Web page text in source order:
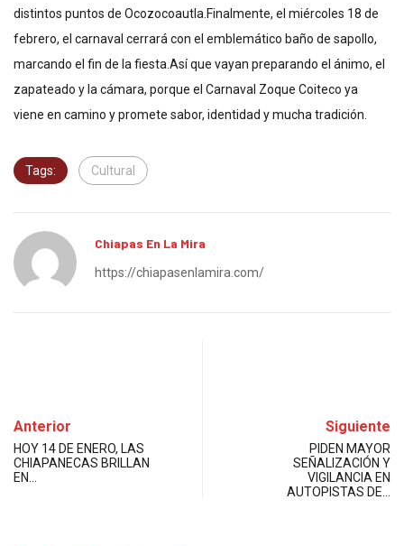
distintos puntos de Ocozocoautla.Finalmente, el miércoles 18 de
febrero, el carnaval cerrará con el emblemático baño de sapollo,
marcando el fin de la fiesta.Así que vayan preparando el ánimo, el
zapateado y la cámara, porque el Carnaval Zoque Coiteco ya
viene en camino y promete sabor, identidad y mucha tradición.
Tags: Cultural
Chiapas En La Mira
https://chiapasenlamira.com/
Anterior
HOY 14 DE ENERO, LAS
CHIAPANECAS BRILLAN
EN…
Siguiente
PIDEN MAYOR
SEÑALIZACIÓN Y
VIGILANCIA EN
AUTOPISTAS DE…